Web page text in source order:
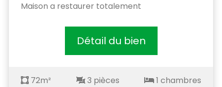
Maison a restaurer totalement
Détail du bien
72m² 3 pièces 1 chambres